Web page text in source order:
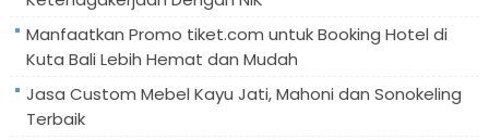
Manfaatkan Promo tiket.com untuk Booking Hotel di
Kuta Bali Lebih Hemat dan Mudah
Jasa Custom Mebel Kayu Jati, Mahoni dan Sonokeling
Terbaik